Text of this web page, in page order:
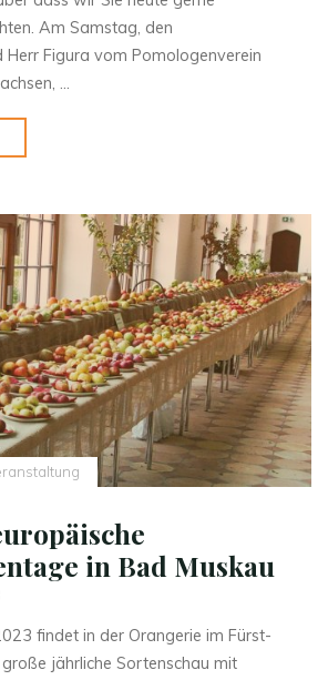
Am Samstag, den
Figura vom Pomologenverein
…
Termine
Herbst"
in Bad Muskau
findet in der Orangerie im Fürst-
jährliche Sortenschau mit